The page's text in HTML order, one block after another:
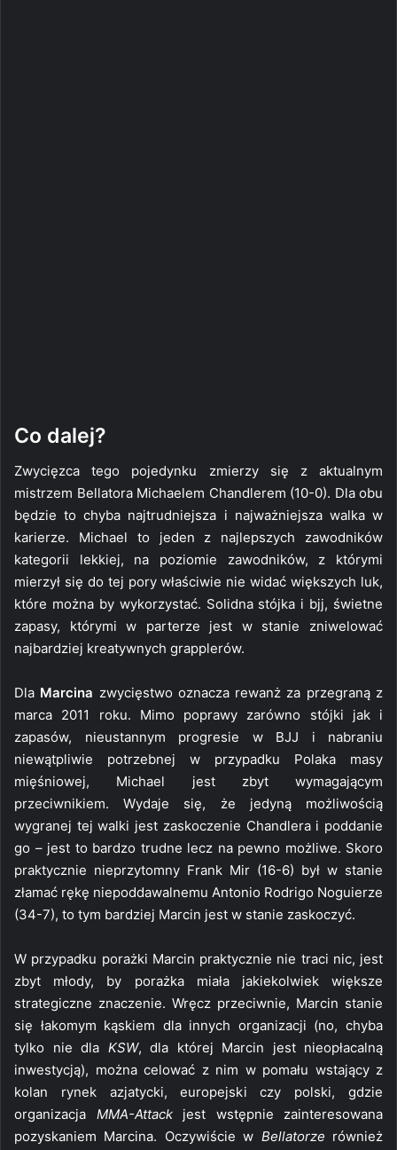
Co dalej?
Zwycięzca tego pojedynku zmierzy się z aktualnym
mistrzem Bellatora Michaelem Chandlerem (10-0). Dla obu
będzie to chyba najtrudniejsza i najważniejsza walka w
karierze. Michael to jeden z najlepszych zawodników
kategorii lekkiej, na poziomie zawodników, z którymi
mierzył się do tej pory właściwie nie widać większych luk,
które można by wykorzystać. Solidna stójka i bjj, świetne
zapasy, którymi w parterze jest w stanie zniwelować
najbardziej kreatywnych grapplerów.
Dla Marcina zwycięstwo oznacza rewanż za przegraną z
marca 2011 roku. Mimo poprawy zarówno stójki jak i
zapasów, nieustannym progresie w BJJ i nabraniu
niewątpliwie potrzebnej w przypadku Polaka masy
mięśniowej, Michael jest zbyt wymagającym
przeciwnikiem. Wydaje się, że jedyną możliwością
wygranej tej walki jest zaskoczenie Chandlera i poddanie
go – jest to bardzo trudne lecz na pewno możliwe. Skoro
praktycznie nieprzytomny Frank Mir (16-6) był w stanie
złamać rękę niepoddawalnemu Antonio Rodrigo Noguierze
(34-7), to tym bardziej Marcin jest w stanie zaskoczyć.
W przypadku porażki Marcin praktycznie nie traci nic, jest
zbyt młody, by porażka miała jakiekolwiek większe
strategiczne znaczenie. Wręcz przeciwnie, Marcin stanie
się łakomym kąskiem dla innych organizacji (no, chyba
tylko nie dla KSW, dla której Marcin jest nieopłacalną
inwestycją), można celować z nim w pomału wstający z
kolan rynek azjatycki, europejski czy polski, gdzie
organizacja MMA-Attackjest wstępnie zainteresowana
pozyskaniem Marcina. Oczywiście w Bellatorze również